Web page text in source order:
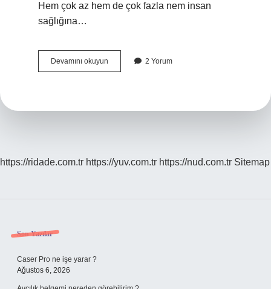
Hem çok az hem de çok fazla nem insan
sağlığına…
Devamını okuyun Karadenizde
Nem
2 Yorum
https://ridade.com.tr https://yuv.com.tr https://nud.com.tr Sitemap
Sidebar
Son Yazılar
Caser Pro ne işe yarar ?
Ağustos 6, 2026